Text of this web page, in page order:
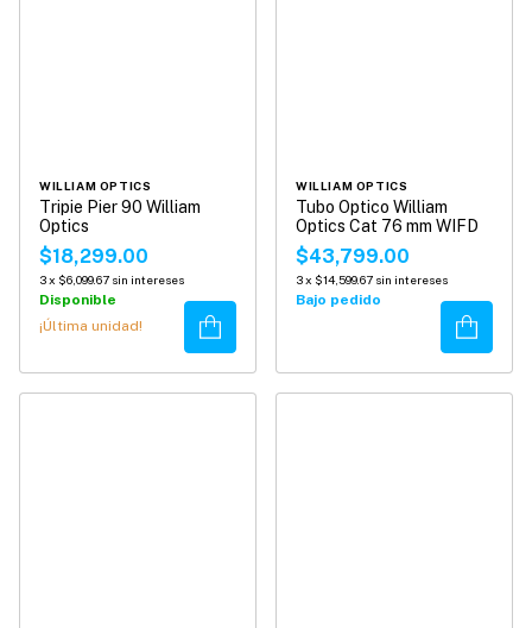
WILLIAM OPTICS
Tripie Pier 90 William
Optics
$18,299.00
3x $6,099.67 sin intereses
Disponible
¡Última unidad!
Comprar
WILLIAM OPTICS
Tubo Optico William
Optics Cat 76 mm WIFD
$43,799.00
3x $14,599.67 sin intereses
Bajo pedido
Comprar